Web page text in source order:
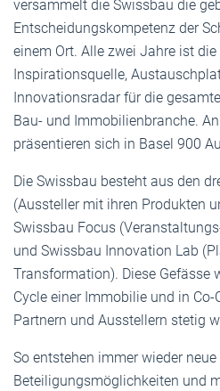
versammelt die Swissbau die
Entscheidungskompetenz der
einem Ort. Alle zwei Jahre ist
Inspirationsquelle,
Innovationsradar für die
Bau- und Immobilienbranche.
präsentieren sich in Basel 900
Die Swissbau besteht aus den
(Aussteller mit ihren Produkten
Swissbau Focus
und Swissbau Innovation Lab
Transformation). Diese Gefässe
Cycle einer Immobilie und in
Partnern und Ausstellern stetig
So entstehen immer wieder
Beteiligungsmöglichkeiten und